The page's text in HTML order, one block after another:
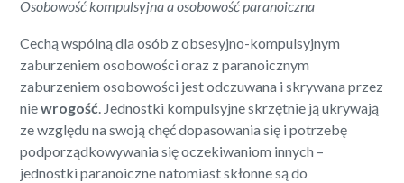
Osobowość kompulsyjna a osobowość paranoiczna
Cechą wspólną dla osób z obsesyjno-kompulsyjnym
zaburzeniem osobowości oraz z paranoicznym
zaburzeniem osobowości jest odczuwana i skrywana przez
niewrogość. Jednostki kompulsyjne skrzętnie ją ukrywają
ze względu na swoją chęć dopasowania się i potrzebę
podporządkowywania się oczekiwaniom innych –
jednostki paranoiczne natomiast skłonne są do